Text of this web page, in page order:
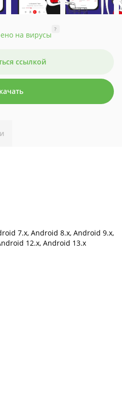
на вирусы
?
ссылкой
7.x, Android 8.x, Android 9.x,
12.x, Android 13.x